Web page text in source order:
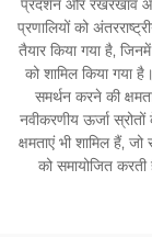
प्रदर्शन और रखरखाव
प्रणालियों को
तैयार किया गया है,
को शामिल किया गया
समर्थन करने की
नवीकरणीय ऊर्जा
क्षमताएं भी शामिल हैं,
को समायोजित